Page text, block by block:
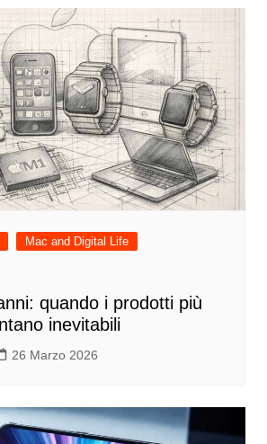
Mac and Digital Life
quando i prodotti più
inevitabili
26 Marzo 2026